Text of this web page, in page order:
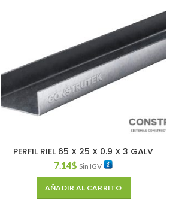
PERFIL RIEL 65 X 25 X 0.9 X 3 GALV
7.14$ Sin IGV
AÑADIR AL CARRITO